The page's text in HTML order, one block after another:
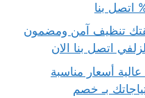
تنظيف آمن ومضمون
أسعار مناسبة
بـ خصم